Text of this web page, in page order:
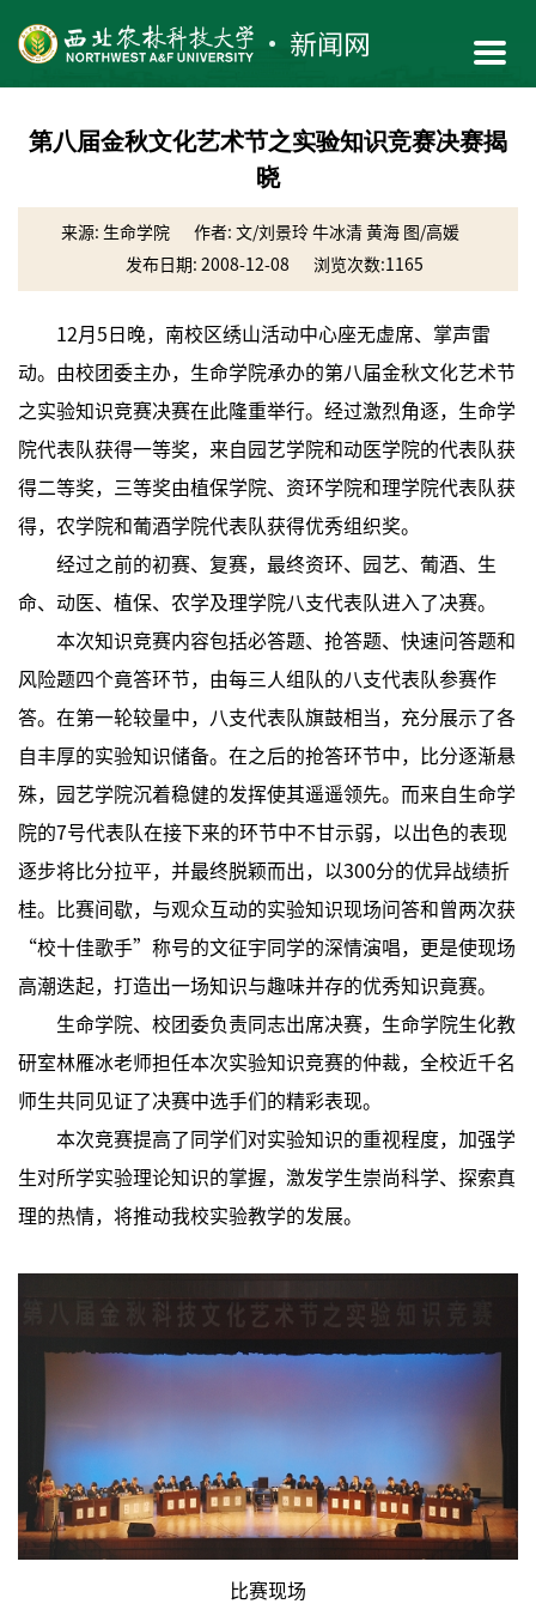
第八届金秋文化艺术节之实验知识竞赛决赛揭
晓
来源: 生命学院
作者: 文/刘景玲 牛冰清 黄海 图/高媛
发布日期: 2008-12-08
浏览次数:1165
12月5日晚，南校区绣山活动中心座无虚席、掌声雷
动。由校团委主办，生命学院承办的第八届金秋文化艺术节
之实验知识竞赛决赛在此隆重举行。经过激烈角逐，生命学
院代表队获得一等奖，来自园艺学院和动医学院的代表队获
得二等奖，三等奖由植保学院、资环学院和理学院代表队获
得，农学院和葡酒学院代表队获得优秀组织奖。
经过之前的初赛、复赛，最终资环、园艺、葡酒、生
命、动医、植保、农学及理学院八支代表队进入了决赛。
本次知识竞赛内容包括必答题、抢答题、快速问答题和
风险题四个竟答环节，由每三人组队的八支代表队参赛作
答。在第一轮较量中，八支代表队旗鼓相当，充分展示了各
自丰厚的实验知识储备。在之后的抢答环节中，比分逐渐悬
殊，园艺学院沉着稳健的发挥使其遥遥领先。而来自生命学
院的7号代表队在接下来的环节中不甘示弱，以出色的表现
逐步将比分拉平，并最终脱颖而出，以300分的优异战绩折
桂。比赛间歇，与观众互动的实验知识现场问答和曾两次获
“校十佳歌手”称号的文征宇同学的深情演唱，更是使现场
高潮迭起，打造出一场知识与趣味并存的优秀知识竟赛。
生命学院、校团委负责同志出席决赛，生命学院生化教
研室林雁冰老师担任本次实验知识竞赛的仲裁，全校近千名
师生共同见证了决赛中选手们的精彩表现。
本次竞赛提高了同学们对实验知识的重视程度，加强学
生对所学实验理论知识的掌握，激发学生崇尚科学、探索真
理的热情，将推动我校实验教学的发展。
比赛现场